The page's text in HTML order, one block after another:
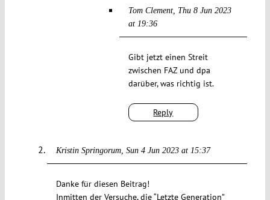
Tom Clement
Thu 8 Jun 2023
at 19:36
Reply
Gibt jetzt einen Streit
zwischen FAZ und dpa
darüber, was richtig ist.
Kristin Springorum Sun 4 Jun 2023 at 15:37
Danke für diesen Beitrag!
Inmitten der Versuche, die “Letzte Generation”